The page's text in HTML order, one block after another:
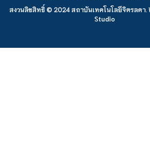
สงวนลิขสิทธิ์ © 2024 สถาบันเทคโนโลยีจิตรลดา.
Studio